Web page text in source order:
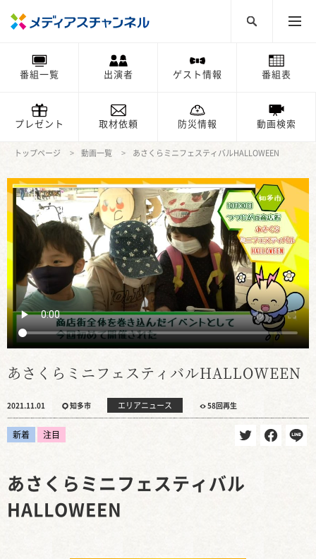
番組一覧 出演者 ゲスト情報 番組表
プレゼント 取材依頼 防災情報 動画検索
トップページ 動画一覧 あさくらミニフェスティバルHALLOWEEN
あさくらミニフェスティバルHALLOWEEN
2021.11.01 知多市 エリアニュース 58回再生
新着 注目
あさくらミニフェスティバル
HALLOWEEN